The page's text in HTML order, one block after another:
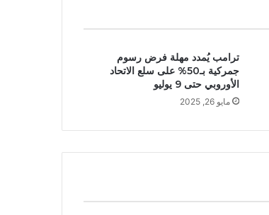
ترامب يُمدد مهلة فرض رسوم
جمركية بـ50% على سلع الاتحاد
الأوروبي حتى 9 يوليو
مايو 26, 2025